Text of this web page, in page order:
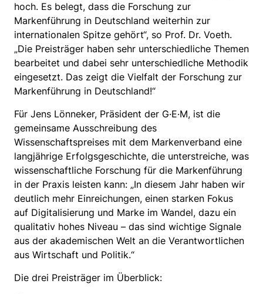
hoch. Es belegt, dass die Forschung zur
Markenführung in Deutschland weiterhin zur
internationalen Spitze gehört“, so Prof. Dr. Voeth.
„Die Preisträger haben sehr unterschiedliche Themen
bearbeitet und dabei sehr unterschiedliche Methodik
eingesetzt. Das zeigt die Vielfalt der Forschung zur
Markenführung in Deutschland!“
Für Jens Lönneker, Präsident der G·E·M, ist die
gemeinsame Ausschreibung des
Wissenschaftspreises mit dem Markenverband eine
langjährige Erfolgsgeschichte, die unterstreiche, was
wissenschaftliche Forschung für die Markenführung
in der Praxis leisten kann: „In diesem Jahr haben wir
deutlich mehr Einreichungen, einen starken Fokus
auf Digitalisierung und Marke im Wandel, dazu ein
qualitativ hohes Niveau – das sind wichtige Signale
aus der akademischen Welt an die Verantwortlichen
aus Wirtschaft und Politik.“
Die drei Preisträger im Überblick: